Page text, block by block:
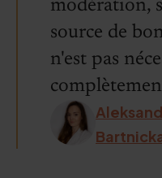
modération,
source de
n'est pas